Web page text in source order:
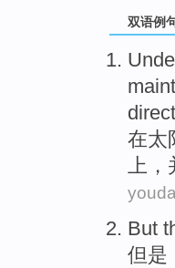
双语例
在太
上 ，
But
但是